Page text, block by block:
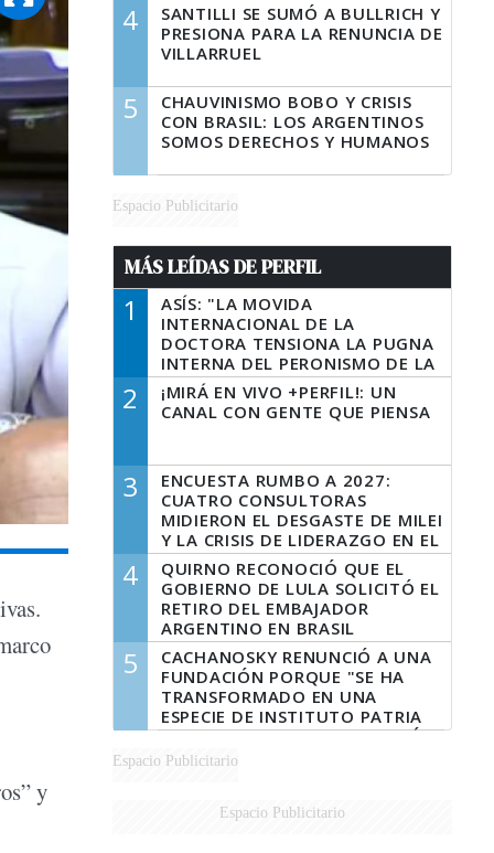
y
4
SANTILLI SE SUMÓ A BULLRICH Y
PRESIONA PARA LA RENUNCIA DE
VILLARRUEL
5
CHAUVINISMO BOBO Y CRISIS
CON BRASIL: LOS ARGENTINOS
SOMOS DERECHOS Y HUMANOS
Espacio Publicitario
MÁS LEÍDAS DE PERFIL
1
ASÍS: "LA MOVIDA
INTERNACIONAL DE LA
DOCTORA TENSIONA LA PUGNA
INTERNA DEL PERONISMO DE LA
PROVINCIA DEL PECADO"
2
¡MIRÁ EN VIVO +PERFIL!: UN
CANAL CON GENTE QUE PIENSA
3
ENCUESTA RUMBO A 2027:
CUATRO CONSULTORAS
MIDIERON EL DESGASTE DE MILEI
Y LA CRISIS DE LIDERAZGO EN EL
PERONISMO
4
QUIRNO RECONOCIÓ QUE EL
GOBIERNO DE LULA SOLICITÓ EL
RETIRO DEL EMBAJADOR
ARGENTINO EN BRASIL
5
CACHANOSKY RENUNCIÓ A UNA
FUNDACIÓN PORQUE "SE HA
TRANSFORMADO EN UNA
ESPECIE DE INSTITUTO PATRIA
INCONDICIONAL DE LA GESTIÓN
DE MILEI"
Espacio Publicitario
Espacio Publicitario